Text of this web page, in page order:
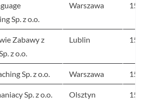
Sp. z o.o.
Warszawa 154
Zabawy z
z o.o.
Lublin 154
Sp. z o.o. Warszawa 154
Sp. z o.o. Olsztyn 151